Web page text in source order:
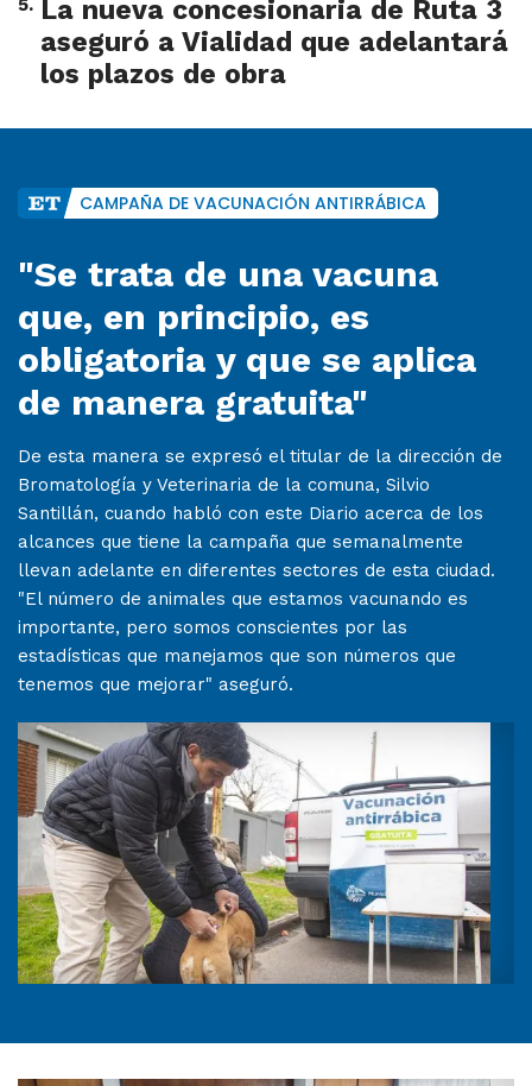
5. La nueva concesionaria de Ruta 3
aseguró a Vialidad que adelantará
los plazos de obra
CAMPAÑA DE VACUNACIÓN ANTIRRÁBICA
"Se trata de una vacuna
que, en principio, es
obligatoria y que se aplica
de manera gratuita"
De esta manera se expresó el titular de la dirección de
Bromatología y Veterinaria de la comuna, Silvio
Santillán, cuando habló con este Diario acerca de los
alcances que tiene la campaña que semanalmente
llevan adelante en diferentes sectores de esta ciudad.
"El número de animales que estamos vacunando es
importante, pero somos conscientes por las
estadísticas que manejamos que son números que
tenemos que mejorar" aseguró.